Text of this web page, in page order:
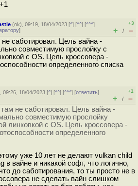
(ok), 09:19, 18/04/2023 [^] [^^] [^^^]
]
+3
+ / –
не саботировал. Цель вайна -
совместимую прослойку с
с OS. Цель кроссовера -
определенного списка
09:26, 18/04/2023 [^] [^^] [^^^] [ответить]
+1
+ / –
не саботировал. Цель вайна -
совместимую прослойку
линковкой с OS. Цель кроссовера -
определенного
уже 10 лет не делают vulkan child
в вайне и никакой софт, что логично,
до саботирования, то ты просто не в
не сделать вайн слишком